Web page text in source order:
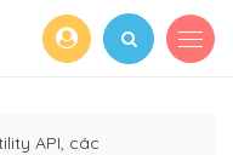
API, các